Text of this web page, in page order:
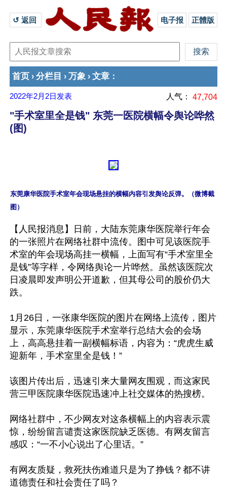
↺ 返回 电子报 正體版
首页 › 分栏目 › 万象 › 文章 ：
2022年2月2日 发表 人气： 47,704
"手术室里全是钱" 东莞一医院横幅令舆论哗然
(图)
东莞康华医院手术室年会现场悬挂的横幅内容引发舆论反弹。（微博截
【人民报消息】日前，大陆东莞康华医院举行年会
的一张照片在网络社群中流传。图中可见该医院手
术室的年会现场高挂一横幅，上面写有“手术室里全
是钱”等字样，令网络舆论一片哗然。虽然该医院次
日凌晨即发声明公开道歉，但其母公司的股价仍大
跌。
1月26日，一张康华医院的图片在网络上流传，图片
显示，东莞康华医院手术室举行总结大会的会场
上，高高悬挂着一副横幅标语，内容为：“虎虎生威
迎新年，手术室里全是钱！”
该图片传出后，迅速引来大量网友围观，而这家民
营三甲医院康华医院迅速冲上社交媒体的热搜榜。
网络社群中，不少网友对这条横幅上的内容表示震
惊，纷纷留言谴责这家医院缺乏医德。有网友留言
感叹：“一不小心说出了心里话。”
有网友质疑，救死扶伤难道只是为了挣钱？都不讲
道德责任和社会责任了吗？